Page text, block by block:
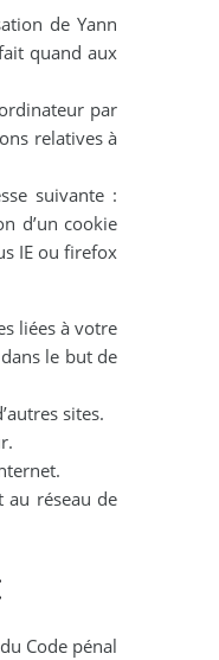
de Yann
quand aux
par
relatives à
suivante :
d’un cookie
IE ou firefox
liées à votre
le but de
sites.
au réseau de
Code pénal